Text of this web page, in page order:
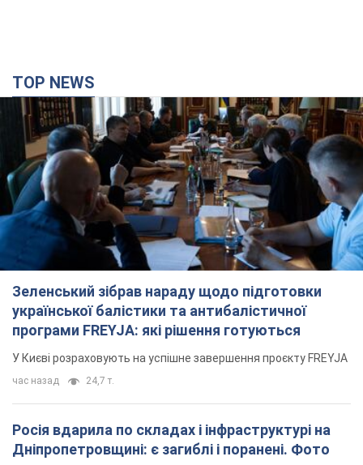
TOP NEWS
Зеленський зібрав нараду щодо підготовки
української балістики та антибалістичної
програми FREYJA: які рішення готуються
У Києві розраховують на успішне завершення проєкту FREYJA
час назад 24,7 т.
Росія вдарила по складах і інфраструктурі на
Дніпропетровщині: є загиблі і поранені. Фото